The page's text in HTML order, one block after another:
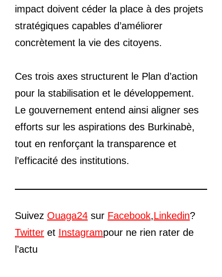
impact doivent céder la place à des projets
stratégiques capables d’améliorer
concrètement la vie des citoyens.
Ces trois axes structurent le Plan d’action
pour la stabilisation et le développement.
Le gouvernement entend ainsi aligner ses
efforts sur les aspirations des Burkinabè,
tout en renforçant la transparence et
l’efficacité des institutions.
Suivez Ouaga24 sur Facebook,Linkedin?
Twitter et Instagrampour ne rien rater de
l’actu